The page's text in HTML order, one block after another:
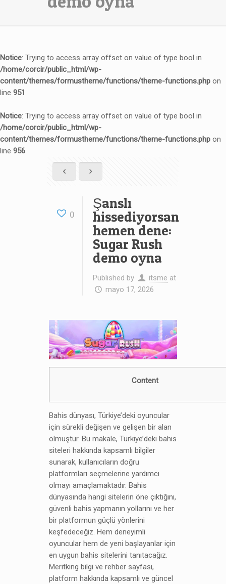
Notice: Trying to access array offset on value of type bool in
/home/corcir/public_html/wp-
content/themes/formustheme/functions/theme-functions.php on
line 951
Notice: Trying to access array offset on value of type bool in
/home/corcir/public_html/wp-
content/themes/formustheme/functions/theme-functions.php on
line 956
0
Şanslı
hissediyorsan
hemen dene:
Sugar Rush
demo oyna
Published by itsme at
mayo 17, 2026
Content
Bahis dünyası, Türkiye’deki oyuncular
için sürekli değişen ve gelişen bir alan
olmuştur. Bu makale, Türkiye’deki bahis
siteleri hakkında kapsamlı bilgiler
sunarak, kullanıcıların doğru
platformları seçmelerine yardımcı
olmayı amaçlamaktadır. Bahis
dünyasında hangi sitelerin öne çıktığını,
güvenli bahis yapmanın yollarını ve her
bir platformun güçlü yönlerini
keşfedeceğiz. Hem deneyimli
oyuncular hem de yeni başlayanlar için
en uygun bahis sitelerini tanıtacağız.
Meritking bilgi ve rehber sayfası,
platform hakkında kapsamlı ve güncel